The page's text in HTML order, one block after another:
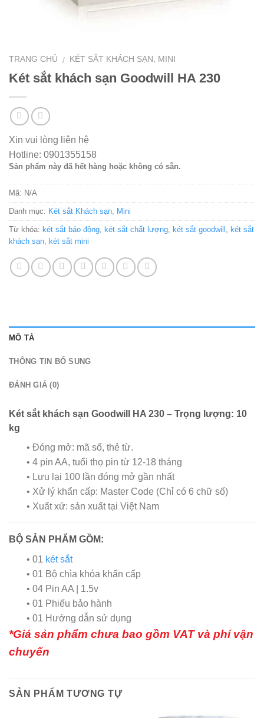
TRANG CHỦ / KÉT SẮT KHÁCH SẠN, MINI
Két sắt khách sạn Goodwill HA 230
Xin vui lòng liên hệ
Hotline: 0901355158
Sản phẩm này đã hết hàng hoặc không có sẵn.
Mã: N/A
Danh mục: Két sắt Khách sạn, Mini
Từ khóa: két sắt báo động két sắt chất lượng két sắt goodwill két sắt
khách sạn két sắt mini
MÔ TẢ
THÔNG TIN BỔ SUNG
ĐÁNH GIÁ (0)
Két sắt khách sạn Goodwill HA 230 – Trọng lượng: 10
kg
• Đóng mở: mã số, thẻ từ.
• 4 pin AA, tuổi thọ pin từ 12-18 tháng
• Lưu lại 100 lần đóng mở gần nhất
• Xử lý khẩn cấp: Master Code (Chỉ có 6 chữ số)
• Xuất xứ: sản xuất tại Việt Nam
BỘ SẢN PHẨM GỒM:
• 01 két sắt
• 01 Bộ chìa khóa khẩn cấp
• 04 Pin AA | 1.5v
• 01 Phiếu bảo hành
• 01 Hướng dẫn sử dụng
*Giá sản phẩm chưa bao gồm VAT và phí vận
chuyển
SẢN PHẨM TƯƠNG TỰ